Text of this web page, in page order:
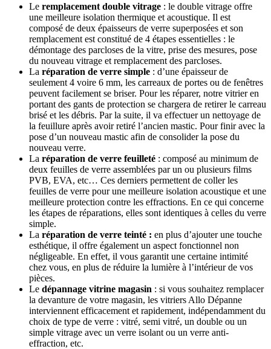
Le remplacement double vitrage : le double vitrage offre
une meilleure isolation thermique et acoustique. Il est
composé de deux épaisseurs de verre superposées et son
remplacement est constitué de 4 étapes essentielles : le
démontage des parcloses de la vitre, prise des mesures, pose
du nouveau vitrage et remplacement des parcloses.
La réparation de verre simple : d’une épaisseur de
seulement 4 voire 6 mm, les carreaux de portes ou de fenêtres
peuvent facilement se briser. Pour les réparer, notre vitrier en
portant des gants de protection se chargera de retirer le carreau
brisé et les débris. Par la suite, il va effectuer un nettoyage de
la feuillure après avoir retiré l’ancien mastic. Pour finir avec la
pose d’un nouveau mastic afin de consolider la pose du
nouveau verre.
La réparation de verre feuilleté : composé au minimum de
deux feuilles de verre assemblées par un ou plusieurs films
PVB, EVA, etc… Ces derniers permettent de coller les
feuilles de verre pour une meilleure isolation acoustique et une
meilleure protection contre les effractions. En ce qui concerne
les étapes de réparations, elles sont identiques à celles du verre
simple.
La réparation de verre teinté : en plus d’ajouter une touche
esthétique, il offre également un aspect fonctionnel non
négligeable. En effet, il vous garantit une certaine intimité
chez vous, en plus de réduire la lumière à l’intérieur de vos
pièces.
Le dépannage vitrine magasin : si vous souhaitez remplacer
la devanture de votre magasin, les vitriers Allo Dépanne
interviennent efficacement et rapidement, indépendamment du
choix de type de verre : vitré, semi vitré, un double ou un
simple vitrage avec un verre isolant ou un verre anti-
effraction, etc.